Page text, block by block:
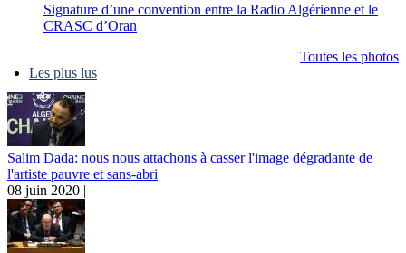
Signature d’une convention entre la Radio Algérienne et le
CRASC d’Oran
Toutes les photos
Les plus lus
Salim Dada: nous nous attachons à casser l'image dégradante de
l'artiste pauvre et sans-abri
08 juin 2020 |